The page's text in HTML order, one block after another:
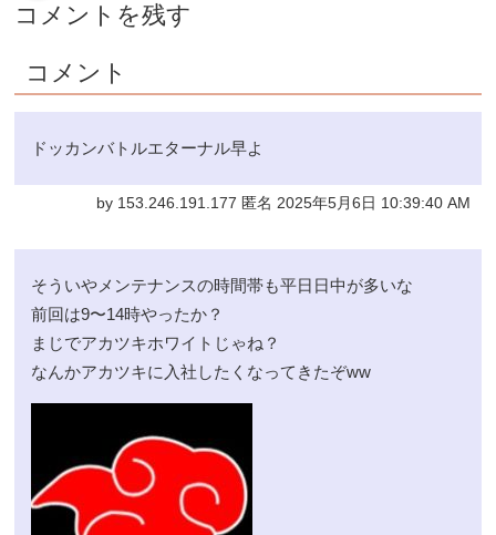
コメントを残す
コメント
ドッカンバトルエターナル早よ
by 153.246.191.177 匿名 2025年5月6日 10:39:40 AM
そういやメンテナンスの時間帯も平日日中が多いな
前回は9〜14時やったか？
まじでアカツキホワイトじゃね？
なんかアカツキに入社したくなってきたぞww